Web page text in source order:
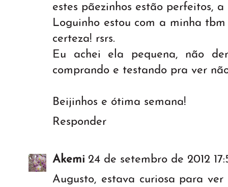
estes pãezinhos estão perfeitos,
Loguinho estou com a minha
certeza! rsrs.
Eu achei ela pequena, não
comprando e testando pra ver
Beijinhos e ótima semana!
Responder
Akemi 24 de setembro de 2012
Augusto, estava curiosa para